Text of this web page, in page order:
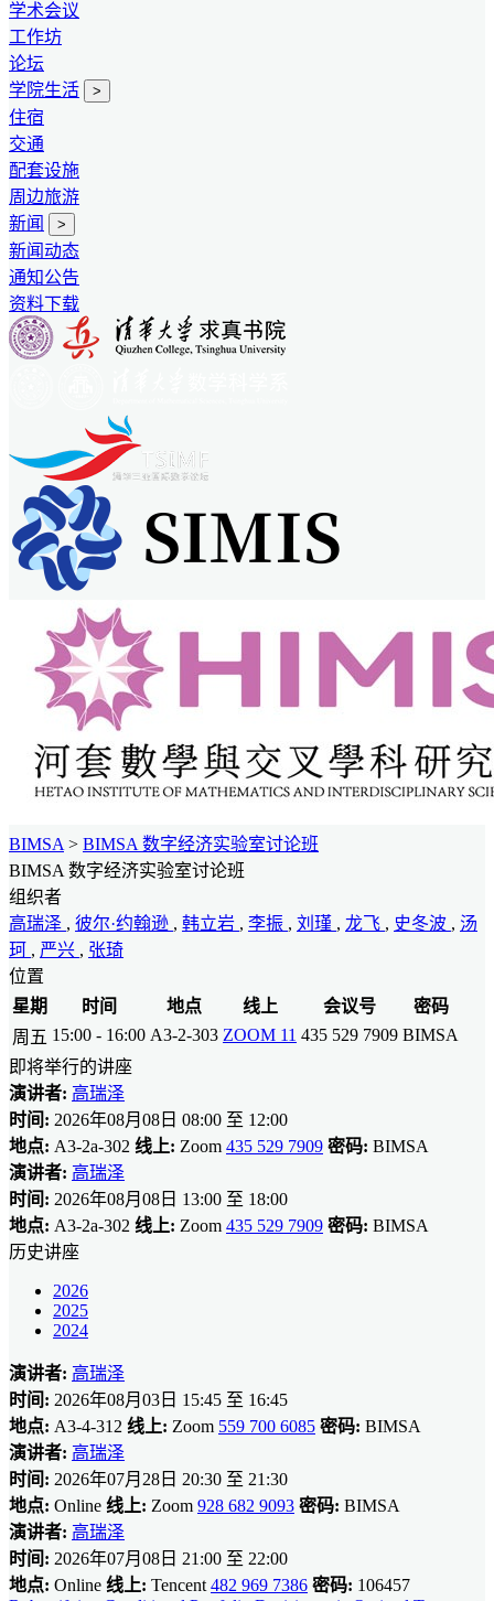
学术会议
工作坊
论坛
学院生活
>
住宿
交通
配套设施
周边旅游
新闻
>
新闻动态
通知公告
资料下载
BIMSA > BIMSA 数字经济实验室讨论班
BIMSA 数字经济实验室讨论班
组织者
高瑞泽 , 彼尔·约翰逊 , 韩立岩 , 李振 , 刘瑾 , 龙飞 , 史冬波 , 汤
珂 , 严兴 , 张琦
位置
星期
时间 地点 线上 会议号
密码
周五 15:00 - 16:00 A3-2-303 ZOOM 11 435 529 7909 BIMSA
即将举行的讲座
演讲者: 高瑞泽
时间: 2026年08月08日 08:00 至 12:00
地点: A3-2a-302 线上: Zoom 435 529 7909 密码: BIMSA
演讲者: 高瑞泽
时间: 2026年08月08日 13:00 至 18:00
地点: A3-2a-302 线上: Zoom 435 529 7909 密码: BIMSA
历史讲座
2026
2025
2024
演讲者: 高瑞泽
时间: 2026年08月03日 15:45 至 16:45
地点: A3-4-312 线上: Zoom 559 700 6085 密码: BIMSA
演讲者: 高瑞泽
时间: 2026年07月28日 20:30 至 21:30
地点: Online 线上: Zoom 928 682 9093 密码: BIMSA
演讲者: 高瑞泽
时间: 2026年07月08日 21:00 至 22:00
地点: Online 线上: Tencent 482 969 7386 密码: 106457